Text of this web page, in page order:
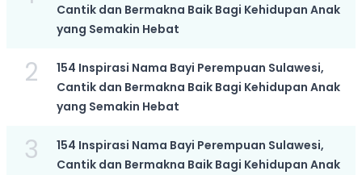
Cantik dan Bermakna Baik Bagi Kehidupan Anak
yang Semakin Hebat
2
154 Inspirasi Nama Bayi Perempuan Sulawesi,
Cantik dan Bermakna Baik Bagi Kehidupan Anak
yang Semakin Hebat
3
154 Inspirasi Nama Bayi Perempuan Sulawesi,
Cantik dan Bermakna Baik Bagi Kehidupan Anak